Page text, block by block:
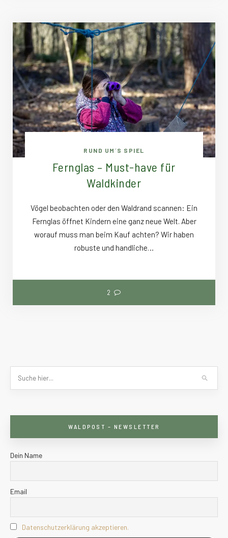
RUND UM´S SPIEL
Fernglas – Must-have für
Waldkinder
Vögel beobachten oder den Waldrand scannen: Ein
Fernglas öffnet Kindern eine ganz neue Welt. Aber
worauf muss man beim Kauf achten? Wir haben
robuste und handliche…
2
WALDPOST – NEWSLETTER
Dein Name
Email
Datenschutzerklärung akzeptieren.